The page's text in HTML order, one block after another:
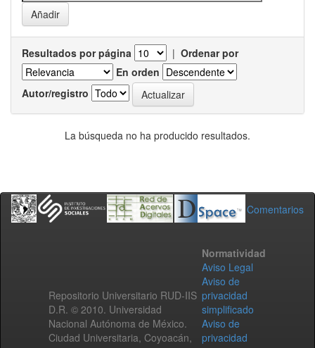
Resultados por página | Ordenar por
En orden
Autor/registro
La búsqueda no ha producido resultados.
Comentarios
Repositorio Universitario RUD-IIS
D.R. © 2010. Universidad
Nacional Autónoma de México.
Ciudad Universitaria, Coyoacán,
Normatividad
Aviso Legal
Aviso de
privacidad
simplificado
Aviso de
privacidad